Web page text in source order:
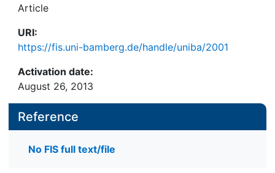
Article
URI:
https://fis.uni-bamberg.de/handle/uniba/2001
Activation date:
August 26, 2013
Reference
No FIS full text/file